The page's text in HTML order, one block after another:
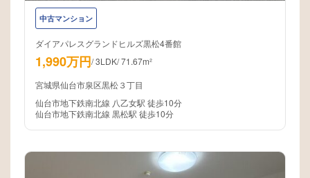
中古マンション
ダイアパレスグランドヒルズ黒松4番館
1,990万円/3LDK/71.67m²
宮城県仙台市泉区黒松３丁目
仙台市地下鉄南北線 八乙女駅 徒歩10分
仙台市地下鉄南北線 黒松駅 徒歩10分